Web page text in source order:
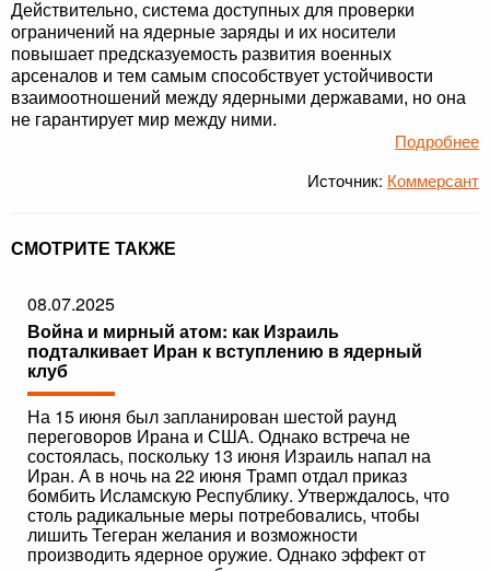
Действительно, система доступных для проверки
ограничений на ядерные заряды и их носители
повышает предсказуемость развития военных
арсеналов и тем самым способствует устойчивости
взаимоотношений между ядерными державами, но она
не гарантирует мир между ними.
Подробнее
Источник: Коммерсант
СМОТРИТЕ ТАКЖЕ
08.07.2025
Война и мирный атом: как Израиль
подталкивает Иран к вступлению в ядерный
клуб
На 15 июня был запланирован шестой раунд
переговоров Ирана и США. Однако встреча не
состоялась, поскольку 13 июня Израиль напал на
Иран. А в ночь на 22 июня Трамп отдал приказ
бомбить Исламскую Республику. Утверждалось, что
столь радикальные меры потребовались, чтобы
лишить Тегеран желания и возможности
производить ядерное оружие. Однако эффект от